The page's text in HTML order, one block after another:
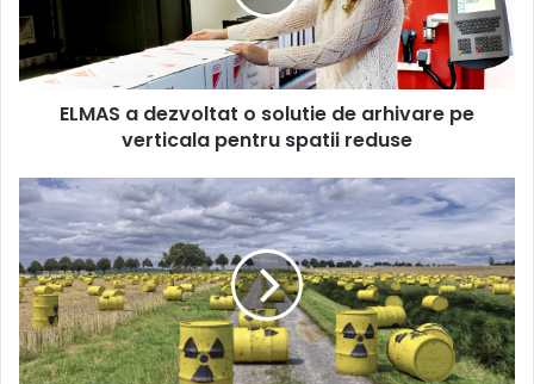
arhivare
pe
verticala
pentruELMAS a dezvoltat o solutie de arhivare pe
verticala pentru spatii reduse
Se
cauta
proiectant
pentru
reabilitarea
unui
spatiu
de